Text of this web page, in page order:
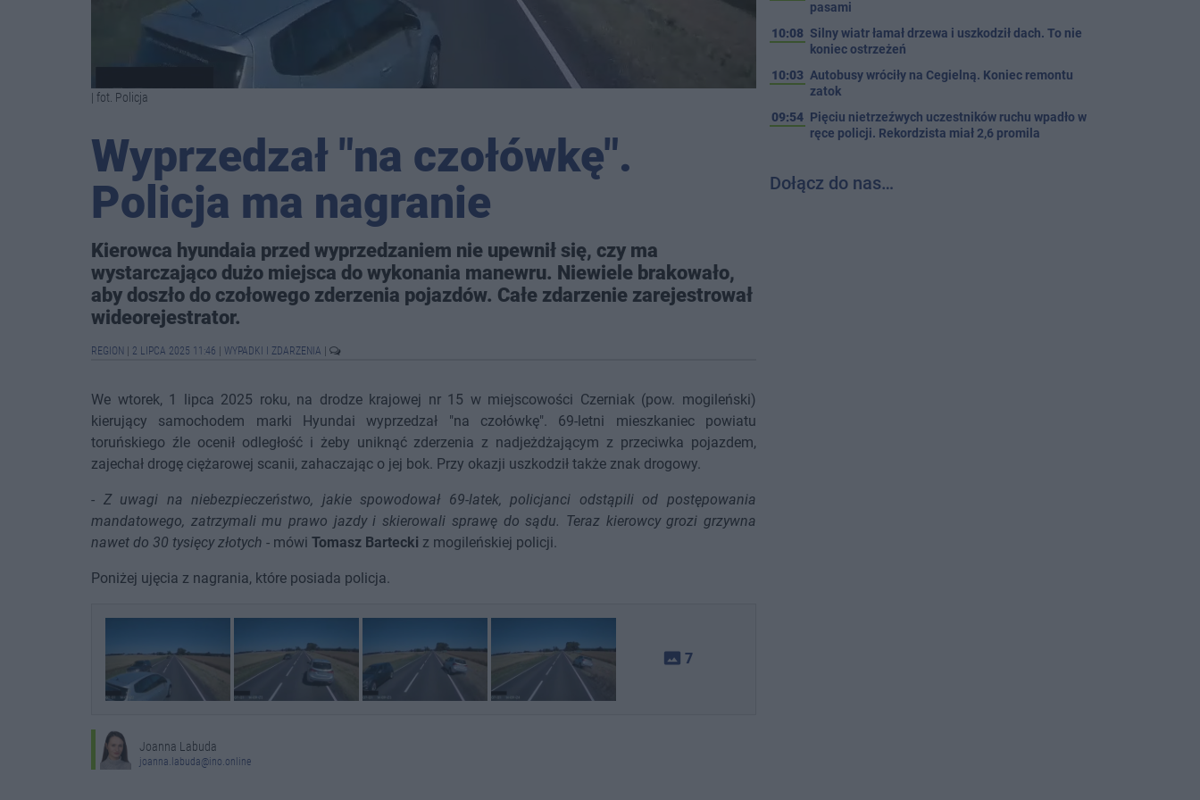
| fot. Policja
Wyprzedzał "na czołówkę".
Policja ma nagranie
Kierowca hyundaia przed wyprzedzaniem nie upewnił się, czy ma
wystarczająco dużo miejsca do wykonania manewru. Niewiele brakowało,
aby doszło do czołowego zderzenia pojazdów. Całe zdarzenie zarejestrował
wideorejestrator.
REGION 2 LIPCA 2025 11:46 WYPADKI I ZDARZENIA
We wtorek, 1 lipca 2025 roku, na drodze krajowej nr 15 w miejscowości Czerniak (pow. mogileński)
kierujący samochodem marki Hyundai wyprzedzał "na czołówkę". 69-letni mieszkaniec powiatu
toruńskiego źle ocenił odległość i żeby uniknąć zderzenia z nadjeżdżającym z przeciwka pojazdem,
zajechał drogę ciężarowej scanii, zahaczając o jej bok. Przy okazji uszkodził także znak drogowy.
- Z uwagi na niebezpieczeństwo, jakie spowodował 69-latek, policjanci odstąpili od postępowania
mandatowego, zatrzymali mu prawo jazdy i skierowali sprawę do sądu. Teraz kierowcy grozi grzywna
nawet do 30 tysięcy złotych - mówi Tomasz Bartecki z mogileńskiej policji.
Poniżej ujęcia z nagrania, które posiada policja.
photo_size_select_actual 7
Joanna Labuda
joanna.labuda@ino.online
pasami
10:08 Silny wiatr łamał drzewa i uszkodził dach. To nie
koniec ostrzeżeń
10:03 Autobusy wróciły na Cegielną. Koniec remontu
zatok
09:54 Pięciu nietrzeźwych uczestników ruchu wpadło w
ręce policji. Rekordzista miał 2,6 promila
Dołącz do nas…